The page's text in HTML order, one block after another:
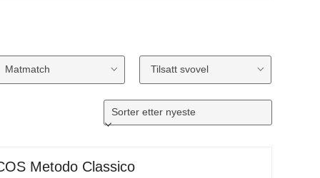
Matmatch Tilsatt svovel
Metodo Classico